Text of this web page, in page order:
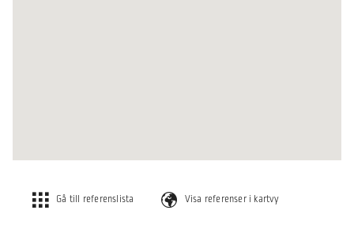
Gå till referenslista Visa referenser i kartvy